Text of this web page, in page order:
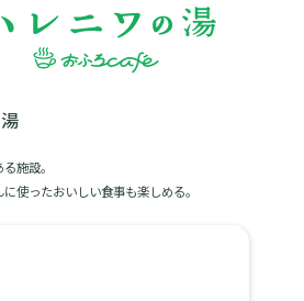
施設。
使ったおいしい食事も楽しめる。